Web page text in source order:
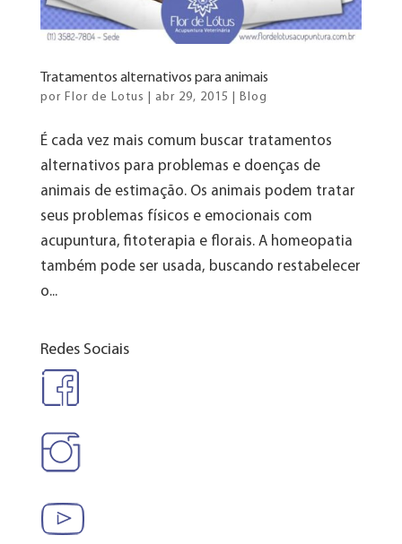
Tratamentos alternativos para animais
por Flor de Lotus abr 29, 2015 Blog
É cada vez mais comum buscar tratamentos
alternativos para problemas e doenças de
animais de estimação. Os animais podem tratar
seus problemas físicos e emocionais com
acupuntura, fitoterapia e florais. A homeopatia
também pode ser usada, buscando restabelecer
o...
Redes Sociais